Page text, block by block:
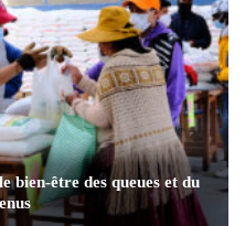
bien-être des queues et du